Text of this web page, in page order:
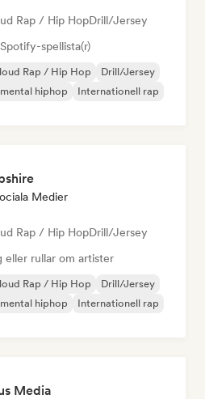
Rap / Hip HopDrill/Jersey
spellista(r)
Rap / Hip Hop
Drill/Jersey
hiphop
Internationell rap
Medier
Rap / Hip HopDrill/Jersey
eller rullar om artister
Rap / Hip Hop
Drill/Jersey
hiphop
Internationell rap
Media